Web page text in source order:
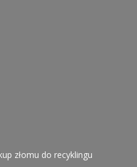
złomu do recyklingu